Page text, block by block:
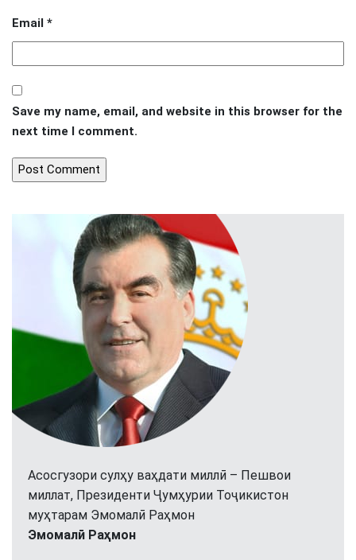
Email *
Save my name, email, and website in this browser for the
next time I comment.
Асосгузори сулҳу ваҳдати миллӣ – Пешвои
миллат, Президенти Ҷумҳурии Тоҷикистон
муҳтарам Эмомалӣ Раҳмон
Эмомалӣ Раҳмон